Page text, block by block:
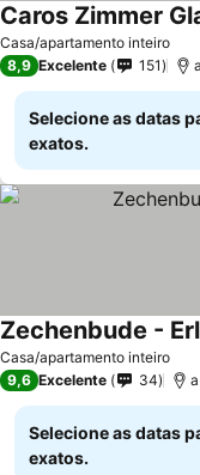
Casa/apartamento inteiro
Caros Zimmer
8,9 Excelente 151
Selecione as datas
exatos.
Casa/apartamento inteiro
Zechenbude -
9,6 Excelente 34
Selecione as datas
exatos.